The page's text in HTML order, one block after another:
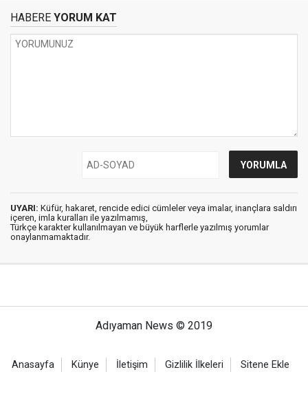
HABERE YORUM KAT
UYARI: Küfür, hakaret, rencide edici cümleler veya imalar, inançlara saldırı
içeren, imla kuralları ile yazılmamış,
Türkçe karakter kullanılmayan ve büyük harflerle yazılmış yorumlar
onaylanmamaktadır.
Adıyaman News © 2019
Anasayfa Künye İletişim Gizlilik İlkeleri Sitene Ekle